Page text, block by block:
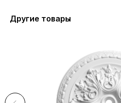
Другие товары